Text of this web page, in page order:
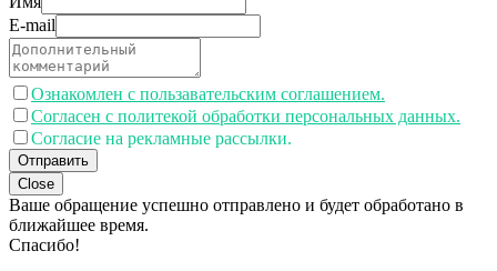
E-mail
Ознакомлен с пользавательским соглашением.
Согласен с политекой обработки персональных данных.
Согласие на рекламные рассылки.
Отправить
Close
Ваше обращение успешно отправлено и будет обработано в
ближайшее время.
Спасибо!